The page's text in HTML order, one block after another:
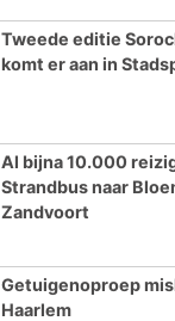
Tweede editie
komt er aan in
Al bijna 10.000
Strandbus naar
Zandvoort
Getuigenoproep
Haarlem